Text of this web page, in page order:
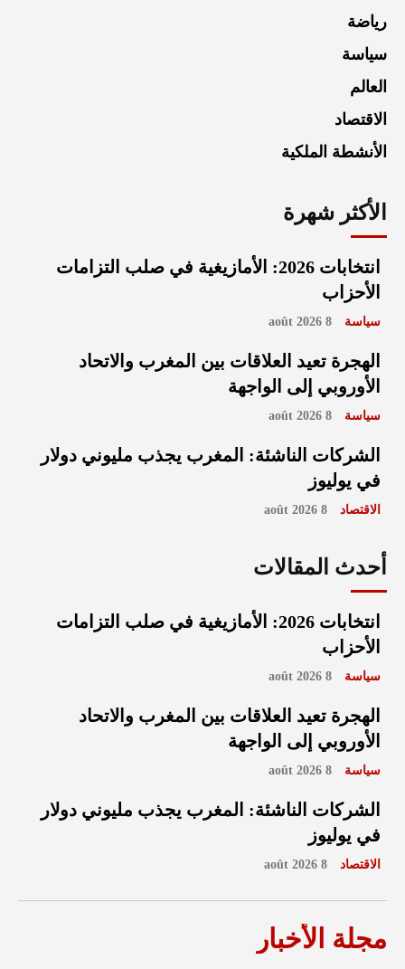
رياضة
سياسة
العالم
الاقتصاد
الأنشطة الملكية
الأكثر شهرة
انتخابات 2026: الأمازيغية في صلب التزامات
الأحزاب
سياسة 8 août 2026
الهجرة تعيد العلاقات بين المغرب والاتحاد
الأوروبي إلى الواجهة
سياسة 8 août 2026
الشركات الناشئة: المغرب يجذب مليوني دولار
في يوليوز
الاقتصاد 8 août 2026
أحدث المقالات
انتخابات 2026: الأمازيغية في صلب التزامات
الأحزاب
سياسة 8 août 2026
الهجرة تعيد العلاقات بين المغرب والاتحاد
الأوروبي إلى الواجهة
سياسة 8 août 2026
الشركات الناشئة: المغرب يجذب مليوني دولار
في يوليوز
الاقتصاد 8 août 2026
مجلة الأخبار